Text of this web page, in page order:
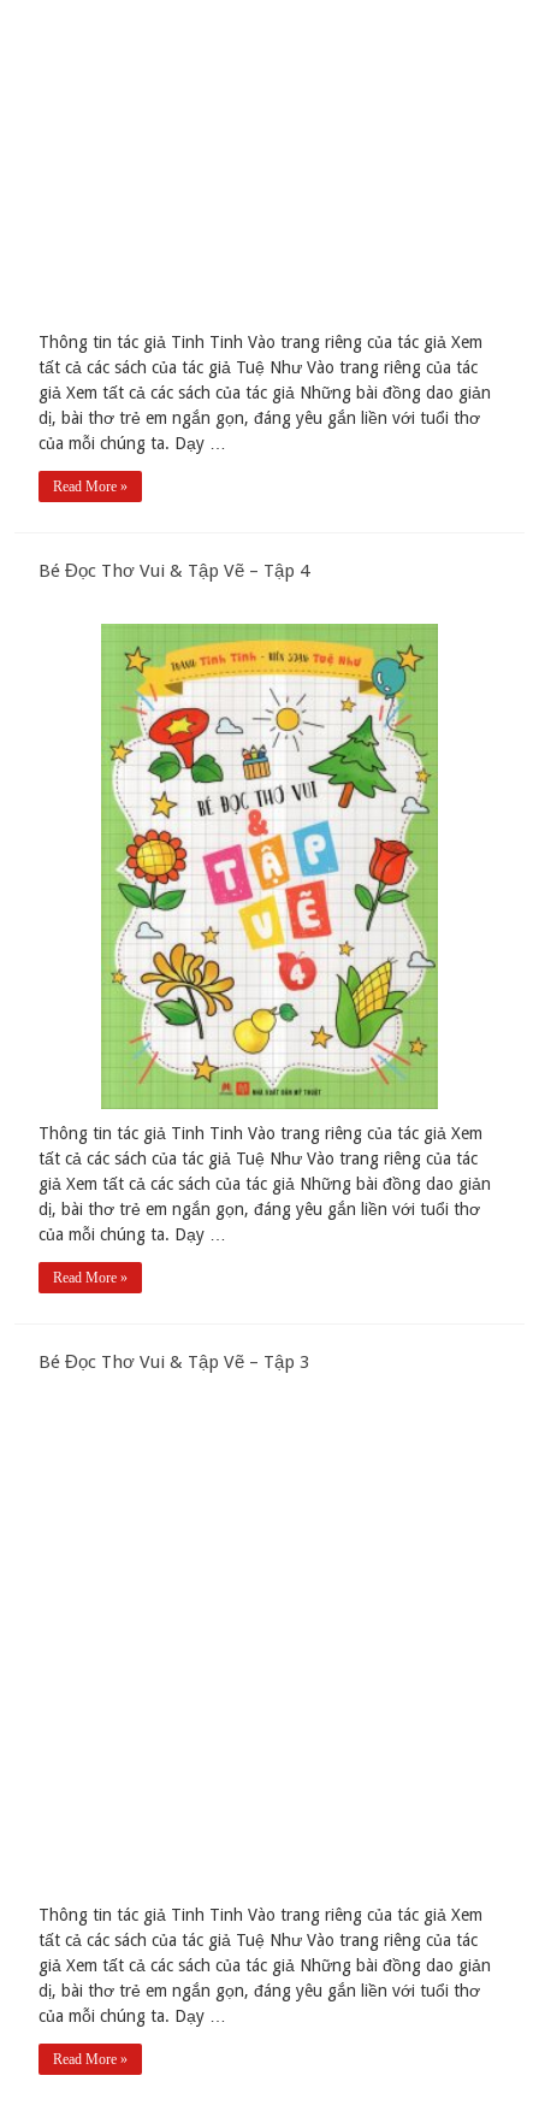
Thông tin tác giả Tinh Tinh Vào trang riêng của tác giả Xem
tất cả các sách của tác giả Tuệ Như Vào trang riêng của tác
giả Xem tất cả các sách của tác giả Những bài đồng dao giản
dị, bài thơ trẻ em ngắn gọn, đáng yêu gắn liền với tuổi thơ
của mỗi chúng ta. Dạy …
Read More »
Bé Đọc Thơ Vui & Tập Vẽ – Tập 4
Thông tin tác giả Tinh Tinh Vào trang riêng của tác giả Xem
tất cả các sách của tác giả Tuệ Như Vào trang riêng của tác
giả Xem tất cả các sách của tác giả Những bài đồng dao giản
dị, bài thơ trẻ em ngắn gọn, đáng yêu gắn liền với tuổi thơ
của mỗi chúng ta. Dạy …
Read More »
Bé Đọc Thơ Vui & Tập Vẽ – Tập 3
Thông tin tác giả Tinh Tinh Vào trang riêng của tác giả Xem
tất cả các sách của tác giả Tuệ Như Vào trang riêng của tác
giả Xem tất cả các sách của tác giả Những bài đồng dao giản
dị, bài thơ trẻ em ngắn gọn, đáng yêu gắn liền với tuổi thơ
của mỗi chúng ta. Dạy …
Read More »